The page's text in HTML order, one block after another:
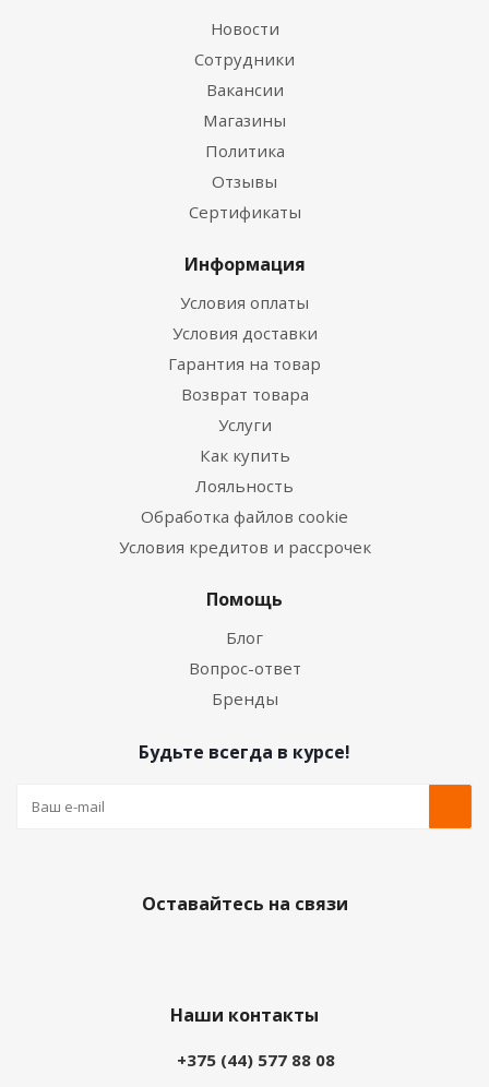
Новости
Сотрудники
Вакансии
Магазины
Политика
Отзывы
Сертификаты
Информация
Условия оплаты
Условия доставки
Гарантия на товар
Возврат товара
Услуги
Как купить
Лояльность
Обработка файлов cookie
Условия кредитов и рассрочек
Помощь
Блог
Вопрос-ответ
Бренды
Будьте всегда в курсе!
Оставайтесь на связи
Наши контакты
+375 (44) 577 88 08